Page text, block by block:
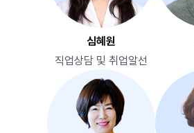
심혜원
직업상담 및 취업알선